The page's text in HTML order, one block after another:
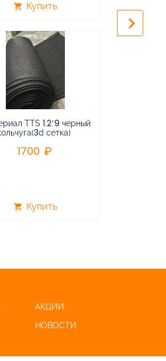
shopping_cart Купить
TTS 1.2*9 черный
сетка)
1700
shopping_cart Купить
keyboard_arrow_right
АКЦИИ
НОВОСТИ